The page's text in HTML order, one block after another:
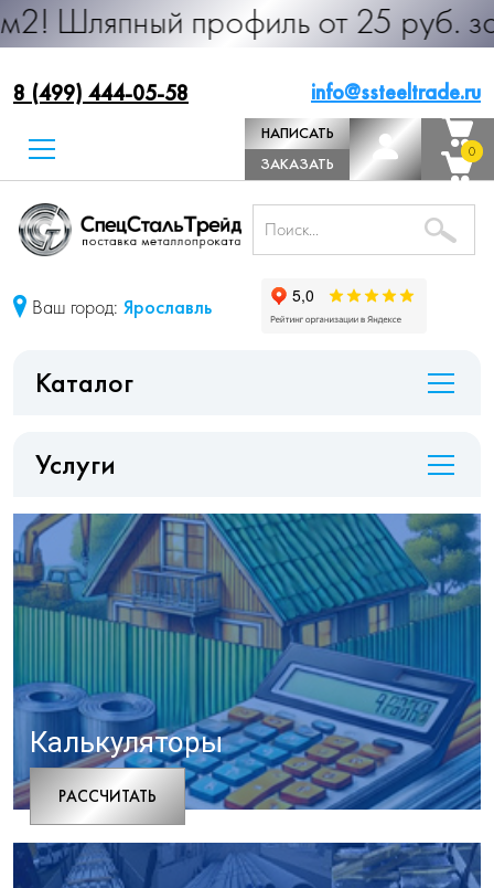
профиль от 25 руб. за м.п.
8 (499) 444-05-58 info@ssteeltrade.ru
НАПИСАТЬ
ДИРЕКТОРУ
ЗАКАЗАТЬ
ЗВОНОК
0
0
Ваш город: Ярославль
Каталог
Услуги
Калькуляторы
РАCСЧИТАТЬ